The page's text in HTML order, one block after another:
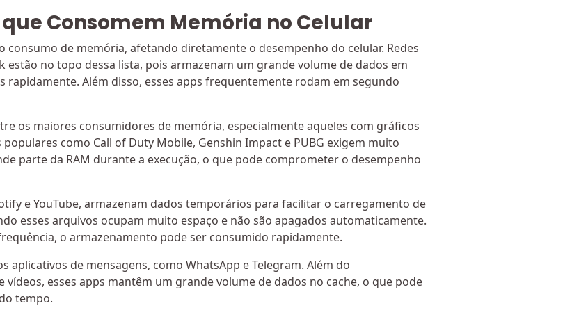
Consomem Memória no Celular
consumo de memória, afetando diretamente o desempenho do celular. Redes
estão no topo dessa lista, pois armazenam um grande volume de dados em
rapidamente. Além disso, esses apps frequentemente rodam em segundo
os maiores consumidores de memória, especialmente aqueles com gráficos
como Call of Duty Mobile, Genshin Impact e PUBG exigem muito
parte da RAM durante a execução, o que pode comprometer o desempenho
e YouTube, armazenam dados temporários para facilitar o carregamento de
esses arquivos ocupam muito espaço e não são apagados automaticamente.
o armazenamento pode ser consumido rapidamente.
aplicativos de mensagens, como WhatsApp e Telegram. Além do
esses apps mantêm um grande volume de dados no cache, o que pode
tempo.